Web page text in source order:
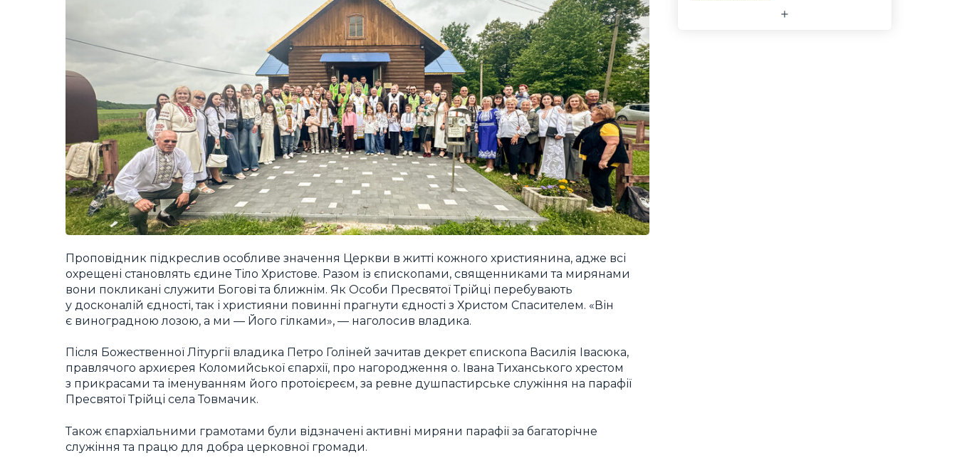
Проповідник підкреслив особливе значення Церкви в житті кожного християнина, адже всі
охрещені становлять єдине Тіло Христове. Разом із єпископами, священниками та мирянами
вони покликані служити Богові та ближнім. Як Особи Пресвятої Трійці перебувають
у досконалій єдності, так і християни повинні прагнути єдності з Христом Спасителем. «Він
є виноградною лозою, а ми — Його гілками», — наголосив владика.
Після Божественної Літургії владика Петро Голіней зачитав декрет єпископа Василія Івасюка,
правлячого архиєрея Коломийської єпархії, про нагородження о. Івана Тиханського хрестом
з прикрасами та іменуванням його протоієреєм, за ревне душпастирське служіння на парафії
Пресвятої Трійці села Товмачик.
Також єпархіальними грамотами були відзначені активні миряни парафії за багаторічне
служіння та працю для добра церковної громади.